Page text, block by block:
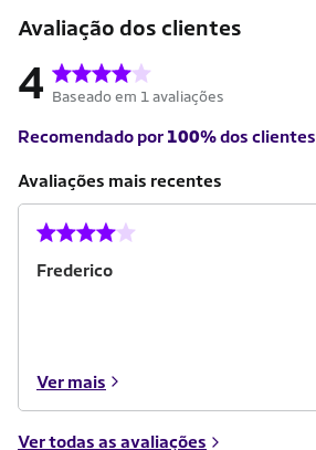
Avaliação dos clientes
4 Baseado em 1 avaliações
Recomendado por 100%dos clientes
Avaliações mais recentes
Frederico
Ver mais
Ver todas as avaliações